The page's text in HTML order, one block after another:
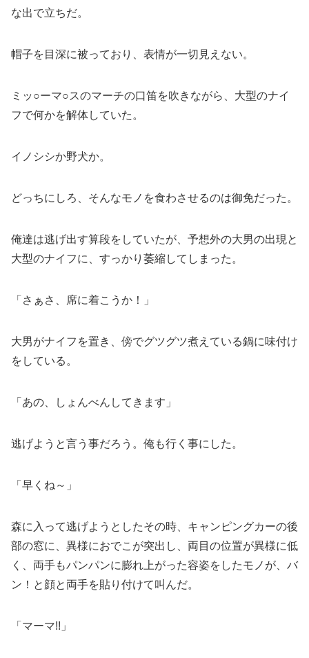
な出で立ちだ。
帽子を目深に被っており、表情が一切見えない。
ミッ○ーマ○スのマーチの口笛を吹きながら、大型のナイ
フで何かを解体していた。
イノシシか野犬か。
どっちにしろ、そんなモノを食わさせるのは御免だった。
俺達は逃げ出す算段をしていたが、予想外の大男の出現と
大型のナイフに、すっかり萎縮してしまった。
「さぁさ、席に着こうか！」
大男がナイフを置き、傍でグツグツ煮えている鍋に味付け
をしている。
「あの、しょんべんしてきます」
逃げようと言う事だろう。俺も行く事にした。
「早くね～」
森に入って逃げようとしたその時、キャンピングカーの後
部の窓に、異様におでこが突出し、両目の位置が異様に低
く、両手もパンパンに膨れ上がった容姿をしたモノが、バ
ン！と顔と両手を貼り付けて叫んだ。
「マーマ!!」